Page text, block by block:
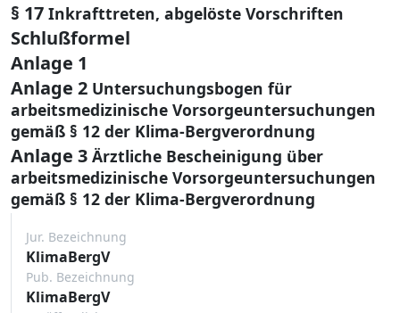
§ 17 Inkrafttreten, abgelöste Vorschriften
Schlußformel
Anlage 1
Anlage 2 Untersuchungsbogen für
arbeitsmedizinische Vorsorgeuntersuchungen
gemäß § 12 der Klima-Bergverordnung
Anlage 3 Ärztliche Bescheinigung über
arbeitsmedizinische Vorsorgeuntersuchungen
gemäß § 12 der Klima-Bergverordnung
Jur. Bezeichnung
KlimaBergV
Pub. Bezeichnung
KlimaBergV